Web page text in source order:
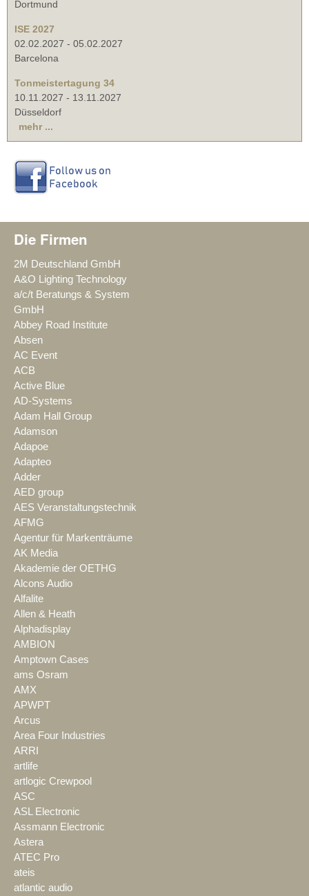
Dortmund
ISE 2027
02.02.2027 - 05.02.2027
Barcelona
Tonmeistertagung 34
10.11.2027 - 13.11.2027
Düsseldorf
mehr ...
Die Firmen
2M Deutschland GmbH
A&O Lighting Technology
a/c/t Beratungs & System
GmbH
Abbey Road Institute
Absen
AC Event
ACB
Active Blue
AD-Systems
Adam Hall Group
Adamson
Adapoe
Adapteo
Adder
AED group
AES Veranstaltungstechnik
AFMG
Agentur für Markenträume
AK Media
Akademie der OETHG
Alcons Audio
Alfalite
Allen & Heath
Alphadisplay
AMBION
Amptown Cases
ams Osram
AMX
APWPT
Arcus
Area Four Industries
ARRI
artlife
artlogic Crewpool
ASC
ASL Electronic
Assmann Electronic
Astera
ATEC Pro
ateis
atlantic audio